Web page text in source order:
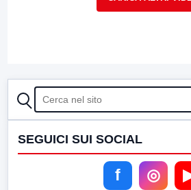
CERCA
SEGUICI SUI SOCIAL
f ◎